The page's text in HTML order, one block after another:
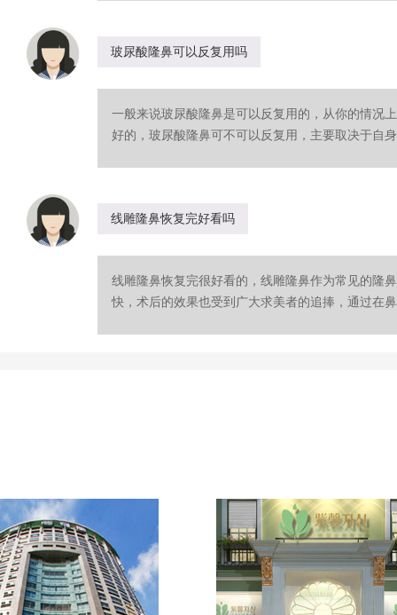
玻尿酸隆鼻可以反复用吗
一般来说玻尿酸隆鼻是可以反复用的，从你的情况
好的，玻尿酸隆鼻可不可以反复用，主要取决于自
线雕隆鼻恢复完好看吗
线雕隆鼻恢复完很好看的，线雕隆鼻作为常见的隆
快，术后的效果也受到广大求美者的追捧，通过在